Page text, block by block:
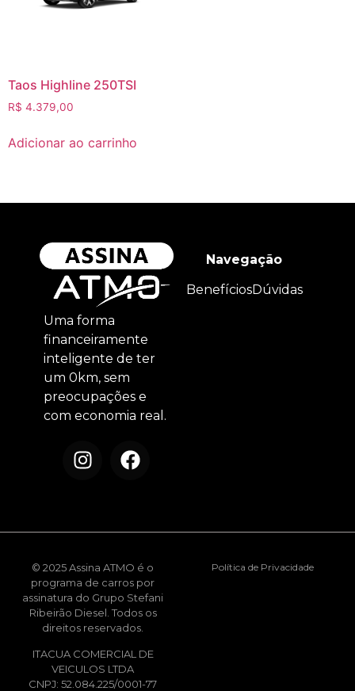
Taos Highline 250TSI
R$ 4.379,00
Adicionar ao carrinho
Uma forma
financeiramente
inteligente de ter
um 0km, sem
preocupações e
com economia real.
Navegação
BenefíciosDúvidas
© 2025 Assina ATMO é o
programa de carros por
assinatura do Grupo Stefani
Ribeirão Diesel. Todos os
direitos reservados.
ITACUA COMERCIAL DE
VEICULOS LTDA
CNPJ: 52.084.225/0001-77
Política de Privacidade